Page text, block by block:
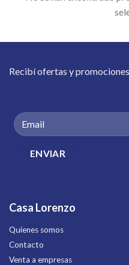
Recibí ofertas y promociones
Casa Lorenzo
Quienes somos
Contacto
Venta a empresas